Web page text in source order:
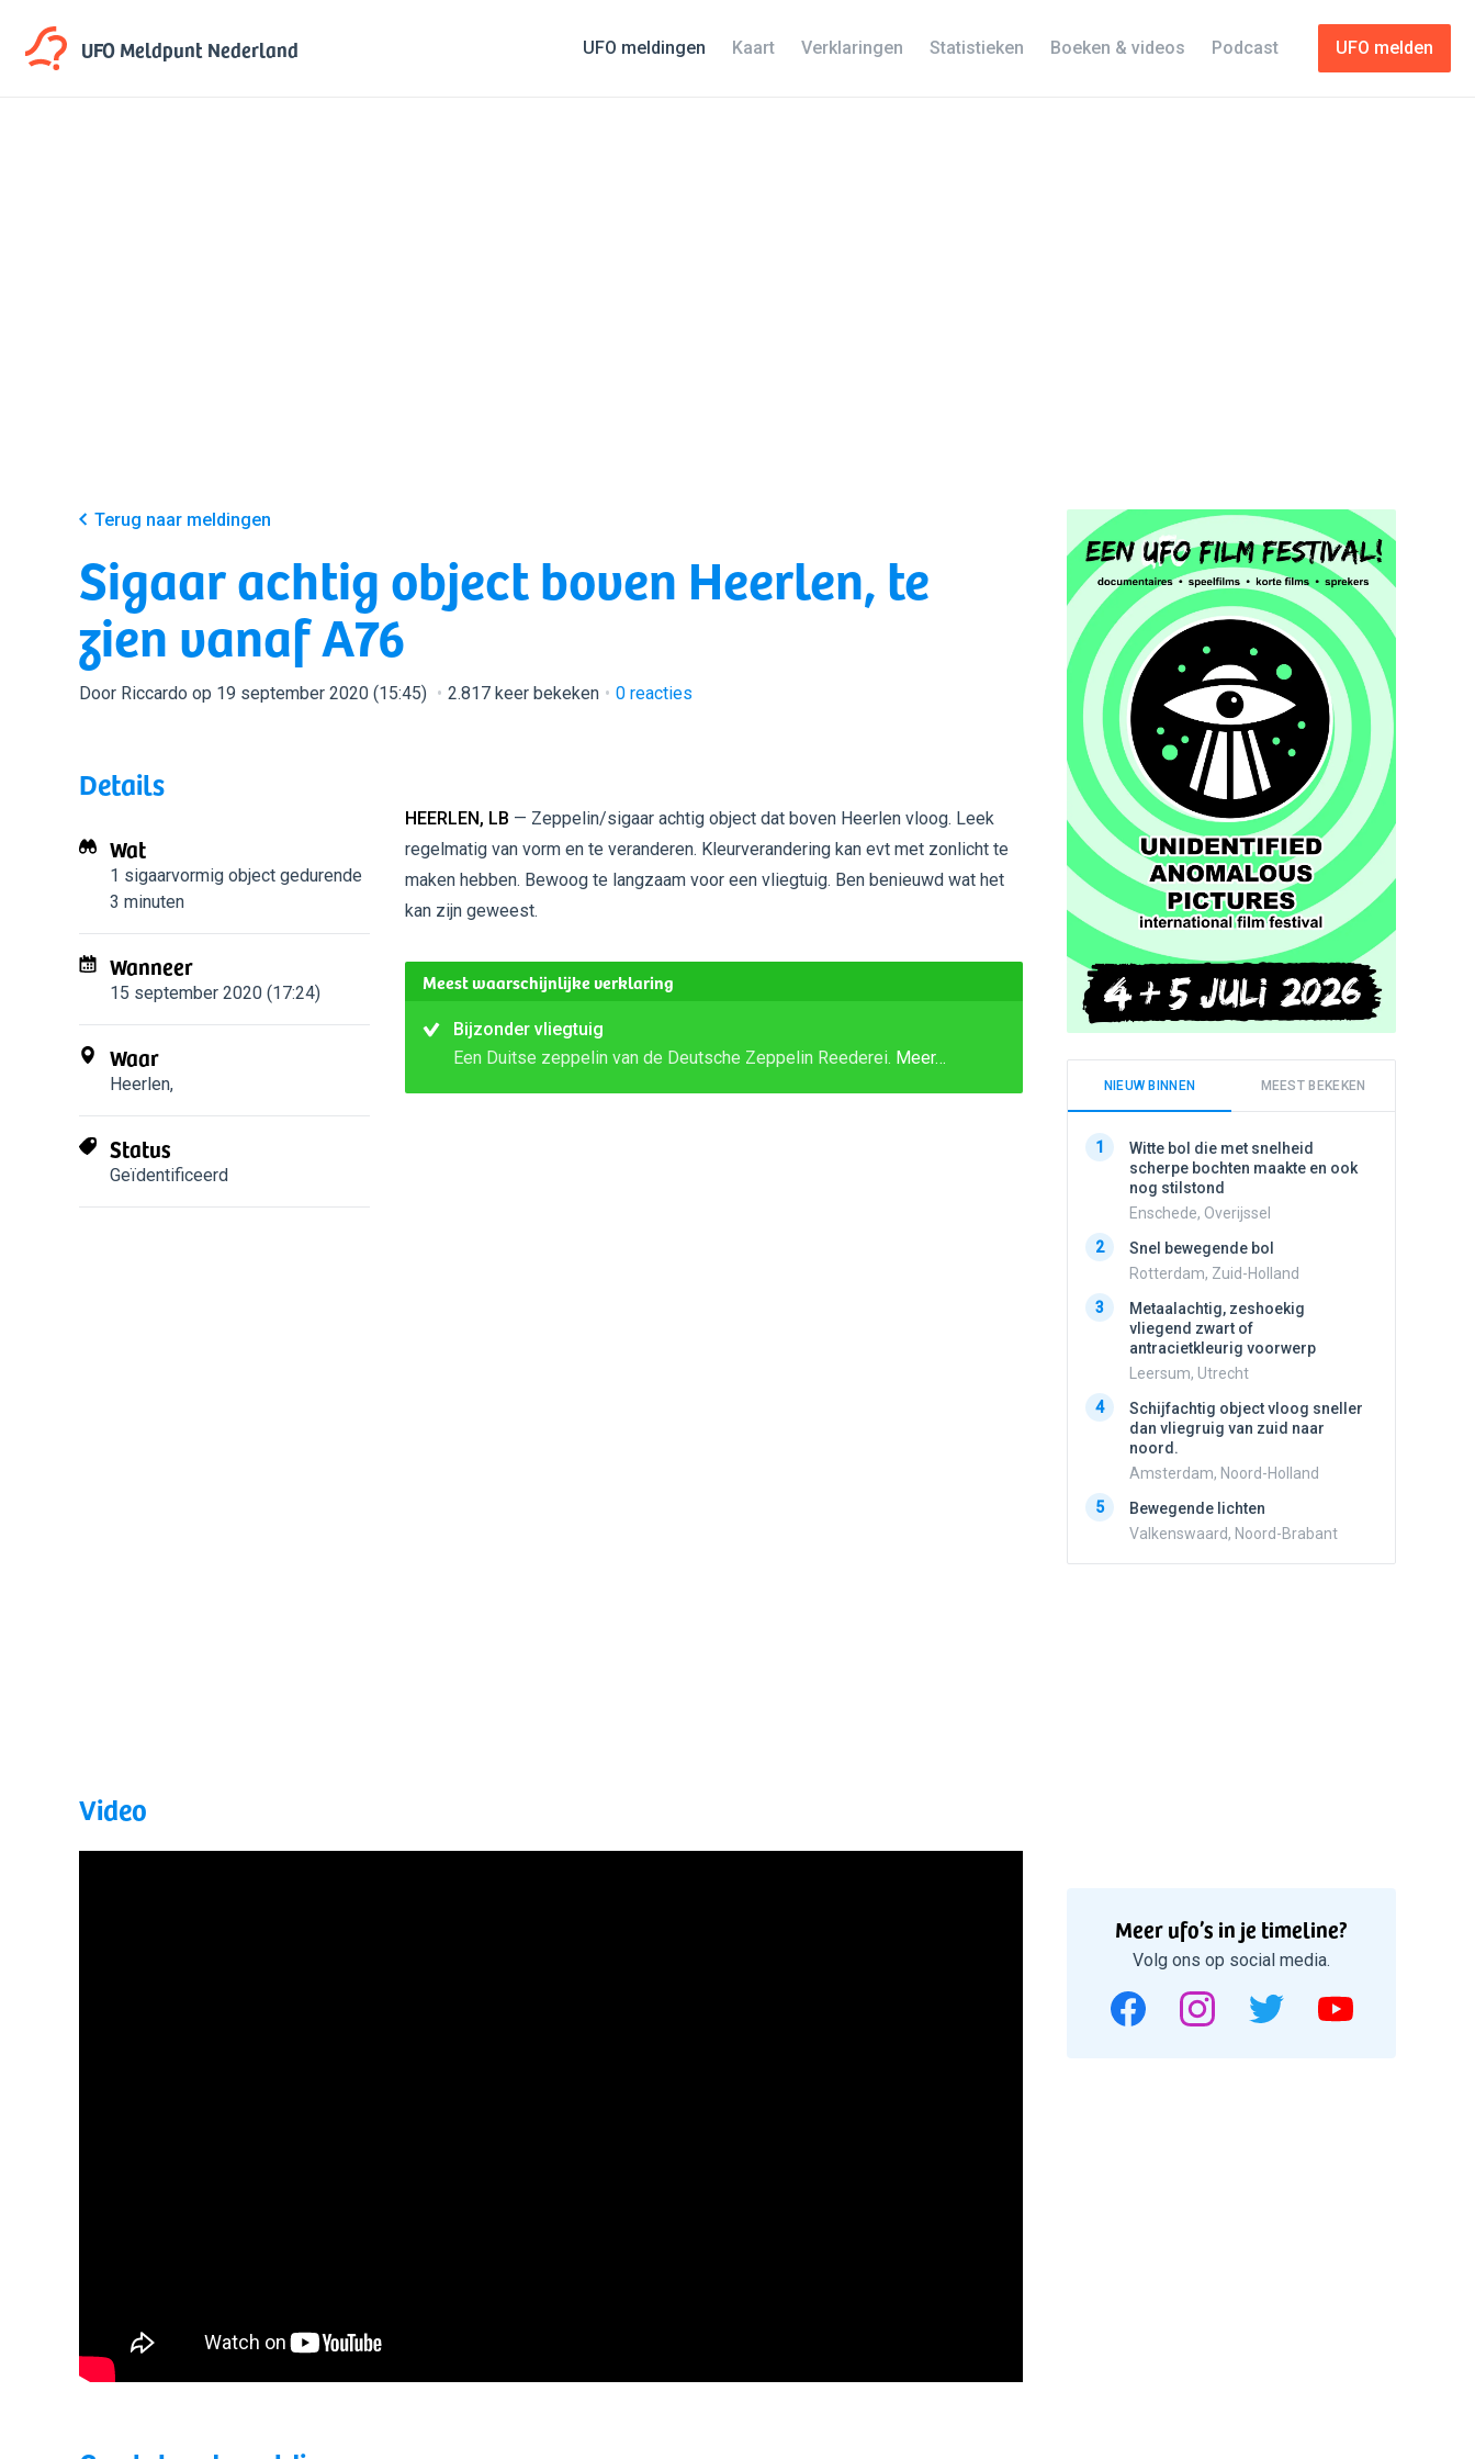
UFO MeldpuntNederland UFO melden
UFO meldingen Kaart Verklaringen Statistieken Boeken & videos Podcast
Terug naar meldingen
Sigaar achtig object boven Heerlen, te
zien vanaf A76
Door Riccardo op 19 september 2020 (15:45) 2.817 keer bekeken 0 reacties
Details
Wat
1 sigaarvormig object gedurende
3 minuten
Wanneer
15 september 2020 (17:24)
Waar
Heerlen,
Status
Geïdentificeerd
HEERLEN, LB — Zeppelin/sigaar achtig object dat boven Heerlen vloog. Leek
regelmatig van vorm en te veranderen. Kleurverandering kan evt met zonlicht te
maken hebben. Bewoog te langzaam voor een vliegtuig. Ben benieuwd wat het
kan zijn geweest.
Meest waarschijnlijke verklaring
Bijzonder vliegtuig
Een Duitse zeppelin van de Deutsche Zeppelin Reederei. Meer…
Video
NIEUW BINNEN MEEST BEKEKEN
1
Witte bol die met snelheid
scherpe bochten maakte en ook
nog stilstond
Enschede, Overijssel
2
Snel bewegende bol
Rotterdam, Zuid-Holland
3
Metaalachtig, zeshoekig
vliegend zwart of
antracietkleurig voorwerp
Leersum, Utrecht
4
Schijfachtig object vloog sneller
dan vliegruig van zuid naar
noord.
Amsterdam, Noord-Holland
5
Bewegende lichten
Valkenswaard, Noord-Brabant
Meer ufo’s in je timeline?
Volg ons op social media.